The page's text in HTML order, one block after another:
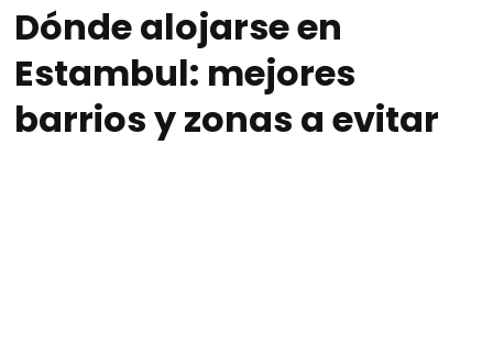
Dónde alojarse en
Estambul: mejores
barrios y zonas a evitar